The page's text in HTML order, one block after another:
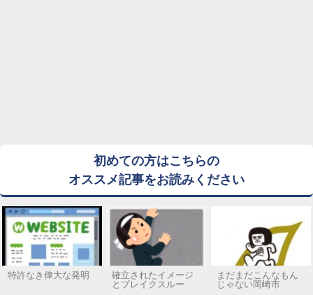
初めての方はこちらの
オススメ記事をお読みください
特許なき偉大な発明 確立されたイメージ
とブレイクスルー
まだまだこんなもん
じゃない岡崎市